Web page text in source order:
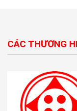
CÁC THƯƠNG